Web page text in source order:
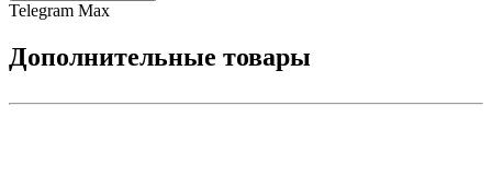
Telegram Max
Дополнительные товары